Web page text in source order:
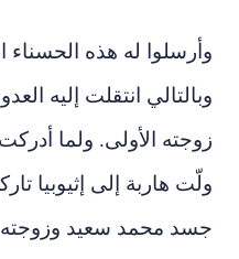
وأرسلوا له هذه الحسناء
وبالتالي انتقلت إليه
زوجته الأولى. ولما
ولّت هاربة إلى إثيوبيا
جسد محمد سعيد وزوجته.